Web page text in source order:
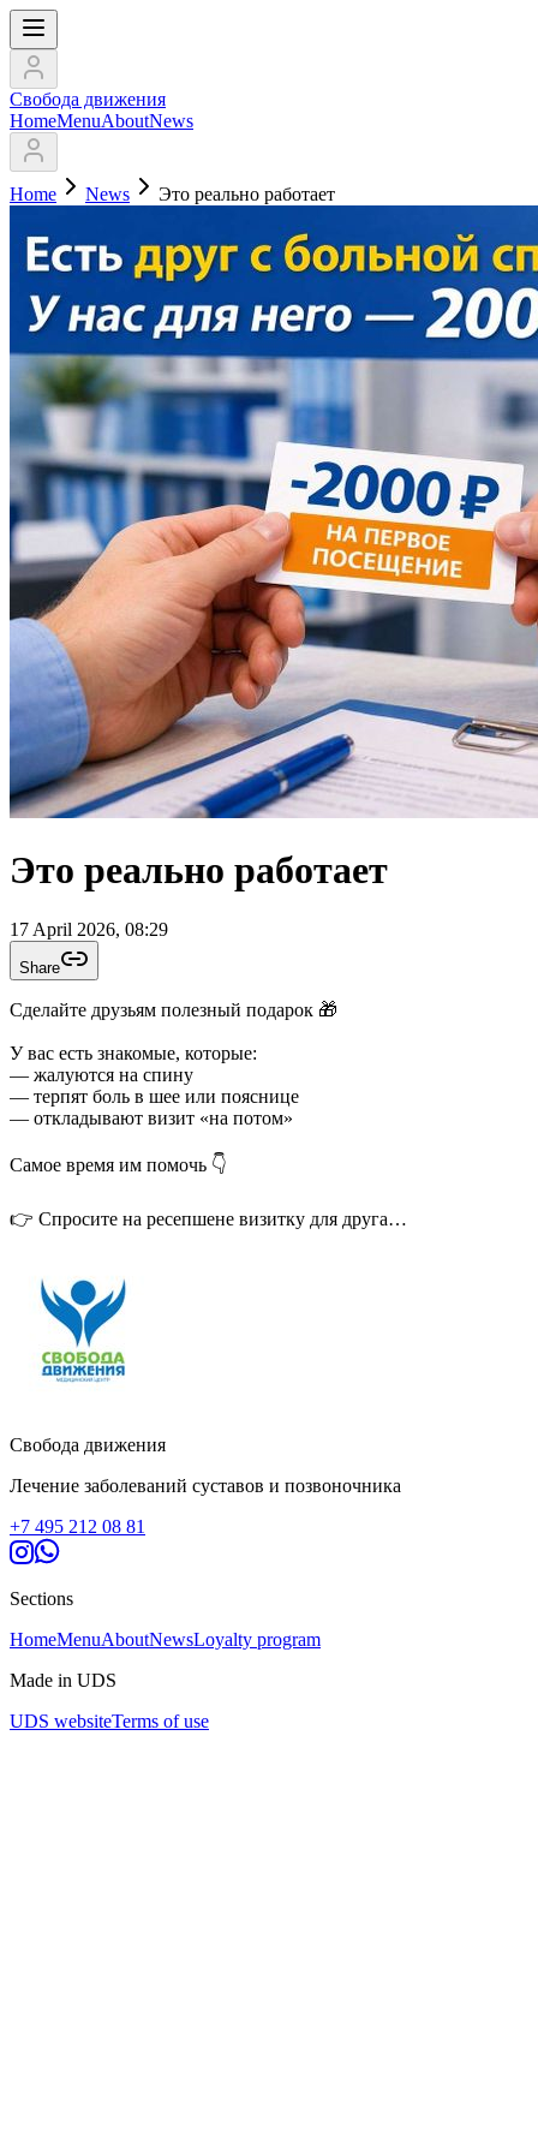
Свобода движения
HomeMenuAboutNews
Home News Это реально работает
Это реально работает
17 April 2026, 08:29
Share
Сделайте друзьям полезный подарок 🎁
У вас есть знакомые, которые:
— жалуются на спину
— терпят боль в шее или пояснице
— откладывают визит «на потом»
Самое время им помочь 👇
👉 Спросите на ресепшене визитку для друга
Это не просто скидка —
это шанс начать лечение без страха и лишних затрат.
Почему это важно:
Большинство людей тянут до последнего…
Вы можете изменить это — просто передав визитку с бонусом
здоровье.
Свобода движения
Лечение заболеваний суставов и позвоночника
+7 495 212 08 81
Sections
HomeMenuAboutNewsLoyalty program
Made in UDS
UDS websiteTerms of use